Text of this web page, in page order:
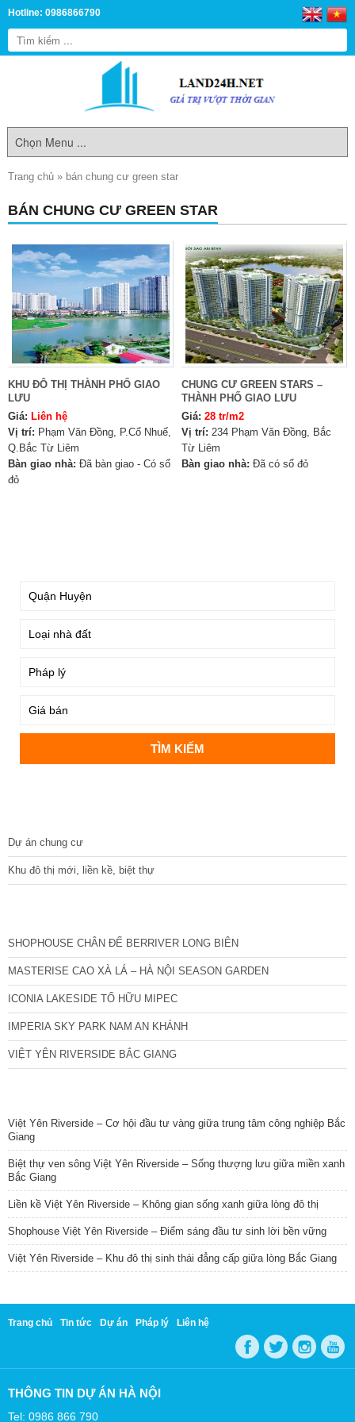
Hotline: 0986866790
Trang chủ » bán chung cư green star
BÁN CHUNG CƯ GREEN STAR
KHU ĐÔ THỊ THÀNH PHỐ GIAO
LƯU
Giá: Liên hệ
Vị trí: Phạm Văn Đồng, P.Cổ Nhuế,
Q.Bắc Từ Liêm
Bàn giao nhà: Đã bàn giao - Có sổ
đỏ
CHUNG CƯ GREEN STARS –
THÀNH PHỐ GIAO LƯU
Giá: 28 tr/m2
Vị trí: 234 Phạm Văn Đồng, Bắc
Từ Liêm
Bàn giao nhà: Đã có sổ đỏ
Dự án chung cư
Khu đô thị mới, liền kề, biệt thự
SHOPHOUSE CHÂN ĐẾ BERRIVER LONG BIÊN
MASTERISE CAO XÀ LÁ – HÀ NỘI SEASON GARDEN
ICONIA LAKESIDE TỐ HỮU MIPEC
IMPERIA SKY PARK NAM AN KHÁNH
VIỆT YÊN RIVERSIDE BẮC GIANG
Việt Yên Riverside – Cơ hội đầu tư vàng giữa trung tâm công nghiệp Bắc
Giang
Biệt thự ven sông Việt Yên Riverside – Sống thượng lưu giữa miền xanh
Bắc Giang
Liền kề Việt Yên Riverside – Không gian sống xanh giữa lòng đô thị
Shophouse Việt Yên Riverside – Điểm sáng đầu tư sinh lời bền vững
Việt Yên Riverside – Khu đô thị sinh thái đẳng cấp giữa lòng Bắc Giang
Trang chủ Tin tức Dự án Pháp lý Liên hệ
THÔNG TIN DỰ ÁN HÀ NỘI
Tel: 0986 866 790